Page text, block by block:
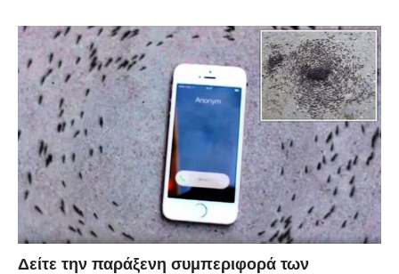
Δείτε την παράξενη συμπεριφορά των